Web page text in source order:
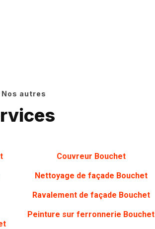
Nos autres
Couvreur Bouchet
Nettoyage de façade Bouchet
Ravalement de façade Bouchet
Peinture sur ferronnerie Bouchet